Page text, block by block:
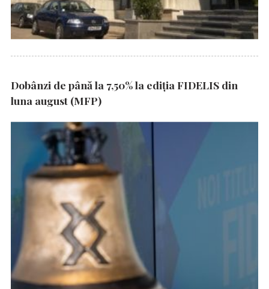
Dobânzi de până la 7,50% la ediția FIDELIS din
luna august (MFP)